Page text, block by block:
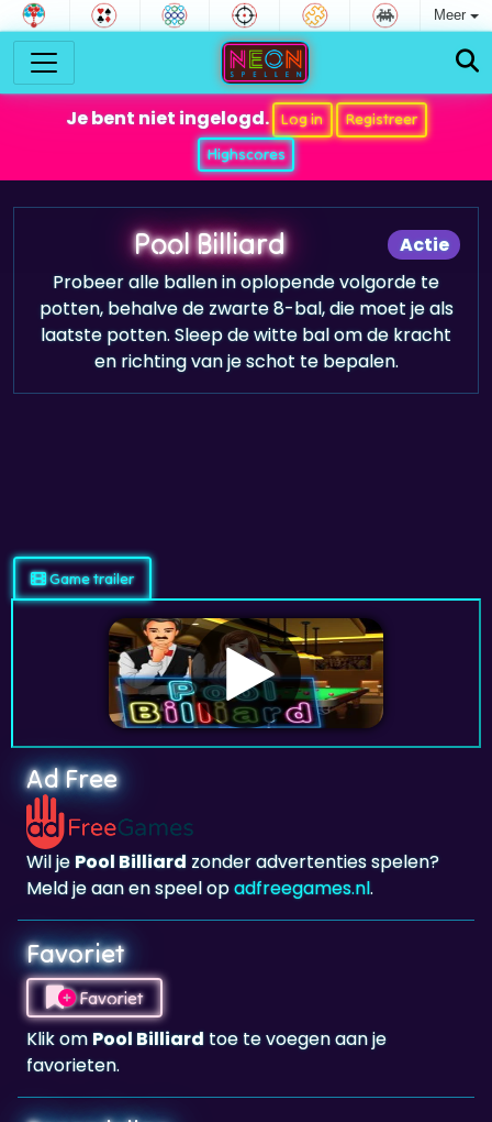
Meer
Je bent niet ingelogd. Log in
Registreer
Highscores
Actie
Pool Billiard
Probeer alle ballen in oplopende volgorde te
potten, behalve de zwarte 8-bal, die moet je als
laatste potten. Sleep de witte bal om de kracht
en richting van je schot te bepalen.
Ad Free
Wil je Pool Billiard
Meld je aan en speel op
Favoriet
Favoriet
Klik omPool Billiard
favorieten.
Beoordeling